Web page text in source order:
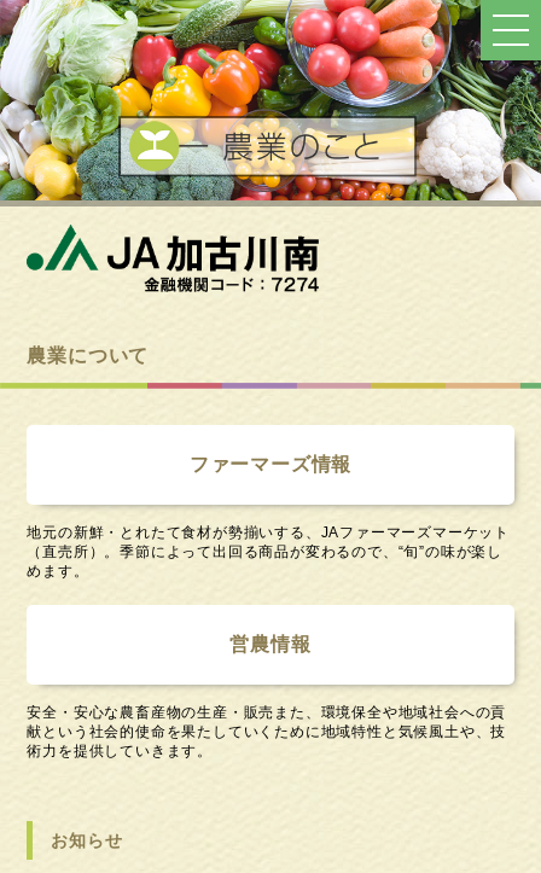
農業について
ファーマーズ情報
地元の新鮮・とれたて食材が勢揃いする、JAファーマーズマーケット
（直売所）。季節によって出回る商品が変わるので、“旬”の味が楽し
めます。
営農情報
安全・安心な農畜産物の生産・販売また、環境保全や地域社会への貢
献という社会的使命を果たしていくために地域特性と気候風土や、技
術力を提供していきます。
お知らせ